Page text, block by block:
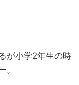
が小学2年生の時
。